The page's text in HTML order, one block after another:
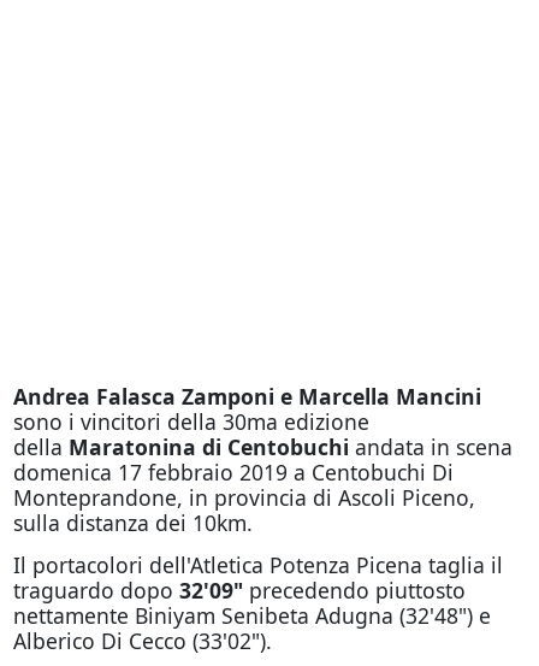
Andrea Falasca Zamponi e Marcella Mancini
sono i vincitori della 30ma edizione
della Maratonina di Centobuchi andata in scena
domenica 17 febbraio 2019 a Centobuchi Di
Monteprandone, in provincia di Ascoli Piceno,
sulla distanza dei 10km.
Il portacolori dell'Atletica Potenza Picena taglia il
traguardo dopo 32'09" precedendo piuttosto
nettamente Biniyam Senibeta Adugna (32'48") e
Alberico Di Cecco (33'02").